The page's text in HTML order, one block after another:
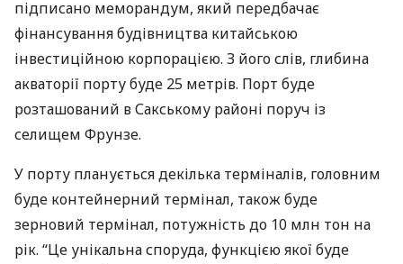
підписано меморандум, який передбачає
фінансування будівництва китайською
інвестиційною корпорацією. З його слів, глибина
акваторії порту буде 25 метрів. Порт буде
розташований в Сакському районі поруч із
селищем Фрунзе.
У порту планується декілька терміналів, головним
буде контейнерний термінал, також буде
зерновий термінал, потужність до 10 млн тон на
рік. “Це унікальна споруда, функцією якої буде